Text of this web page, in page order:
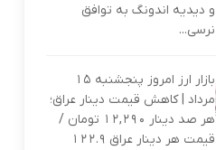
و دیدیه اندونگ به توافق
نرسی...
بازار ارز امروز پنجشنبه ۱۵
مرداد | کاهش قیمت دینار عراق؛
هر صد دینار ۱۲,۲۹۰ تومان /
قیمت هر دینار عراق ۱۲۲.۹